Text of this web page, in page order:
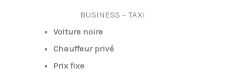
BUSINESS – TAXI
Voiture noire
Chauffeur privé
Prix fixe